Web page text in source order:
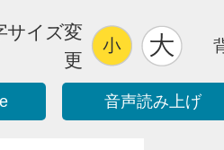
サイズ変
更
音声読み上げ